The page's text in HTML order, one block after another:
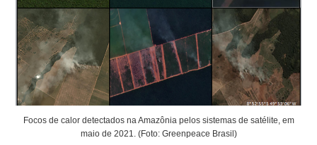
Focos de calor detectados na Amazônia pelos sistemas de satélite, em
maio de 2021. (Foto: Greenpeace Brasil)